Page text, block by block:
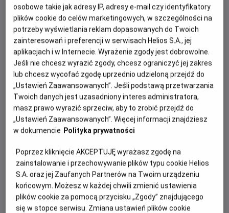
PREMIERA
16 kwietnia 2026
WIĘCEJ SZCZEGÓŁÓW
OPIS FILMU
Motywem przewodnim ostatnich w tym sezonie pokazów
w ramach Best Of Lądek będą"niewidzialni
bohaterowie". Na pozór dwie zupełnie różne historie, z
jednej strony gwiazda światowej estrady, z drugiej polscy
routsetterzy przygotowujący trasy na największe zawody
rzeczy, wyzwania, często dzieją się po cichu, bez fleszy,
światła reflektorów i rozgłosu. Hasło "Nie każdy bohater
nosi pelerynę" pasuje tu idealnie.
Twórcy
osobowe takie jak adresy IP, adresy e-mail czy identyfikatory
plików cookie do celów marketingowych, w szczególności na
potrzeby wyświetlania reklam dopasowanych do Twoich
zainteresowań i preferencji w serwisach Helios S.A., jej
aplikacjach i w Internecie. Wyrażenie zgody jest dobrowolne.
Jeśli nie chcesz wyrazić zgody, chcesz ograniczyć jej zakres
lub chcesz wycofać zgodę uprzednio udzieloną przejdź do
„Ustawień Zaawansowanych”. Jeśli podstawą przetwarzania
Twoich danych jest uzasadniony interes administratora,
masz prawo wyrazić sprzeciw, aby to zrobić przejdź do
„Ustawień Zaawansowanych”. Więcej informacji znajdziesz
w dokumencie Polityka prywatności
Poprzez kliknięcie AKCEPTUJĘ wyrażasz zgodę na
zainstalowanie i przechowywanie plików typu cookie Helios
S.A. oraz jej Zaufanych Partnerów na Twoim urządzeniu
końcowym. Możesz w każdej chwili zmienić ustawienia
plików cookie za pomocą przycisku „Zgody” znajdującego
się w stopce serwisu. Zmiana ustawień plików cookie